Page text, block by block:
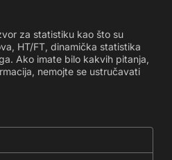
za statistiku kao što su
HT/FT, dinamička statistika
Ako imate bilo kakvih pitanja,
nemojte se ustručavati